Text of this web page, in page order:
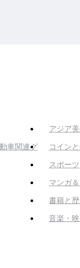
アジア
車関連グ
コイン
スポーツ
マンガ
書籍と
音楽・